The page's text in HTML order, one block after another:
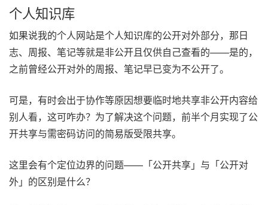
个人知识库
如果说我的个人网站是个人知识库的公开对外部分，那日
志、周报、笔记等就是非公开且仅供自己查看的——是的，
之前曾经公开对外的周报、笔记早已变为不公开了。
可是，有时会出于协作等原因想要临时地共享非公开内容给
别人看，这可咋办？为了解决这个问题，前半个月实现了公
开共享与需密码访问的简易版受限共享。
这里会有个定位边界的问题——「公开共享」与「公开对
外」的区别是什么？